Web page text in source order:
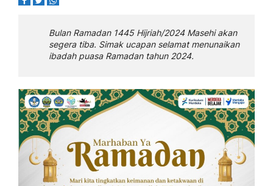
Bulan Ramadan 1445 Hijriah/2024 Masehi akan
segera tiba. Simak ucapan selamat menunaikan
ibadah puasa Ramadan tahun 2024.